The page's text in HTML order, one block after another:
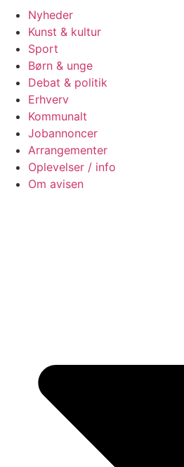
Nyheder
Kunst & kultur
Sport
Børn & unge
Debat & politik
Erhverv
Kommunalt
Jobannoncer
Arrangementer
Oplevelser / info
Om avisen